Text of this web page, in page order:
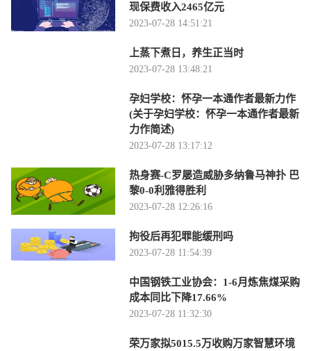
现保费收入2465亿元
2023-07-28 14:51:21
上蒸下煮日，养生正当时
2023-07-28 13:48:21
孕妇学校：怀孕一本通作者最新力作
(关于孕妇学校：怀孕一本通作者最新
力作简述)
2023-07-28 13:17:12
热身赛-C罗屡造威胁多纳鲁马神扑 巴
黎0-0利雅得胜利
2023-07-28 12:26:16
拘役后再犯罪能缓刑吗
2023-07-28 11:54:39
中国钢铁工业协会：1-6月炼焦煤采购
成本同比下降17.66%
2023-07-28 11:32:30
荣万家拟5015.5万收购万家智慧环境